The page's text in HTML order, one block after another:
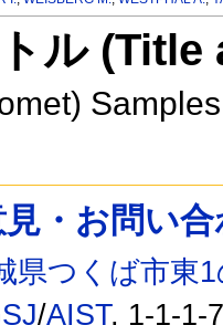
ル
見・お問い
県つくば市東
/AIST, 1-1-1-